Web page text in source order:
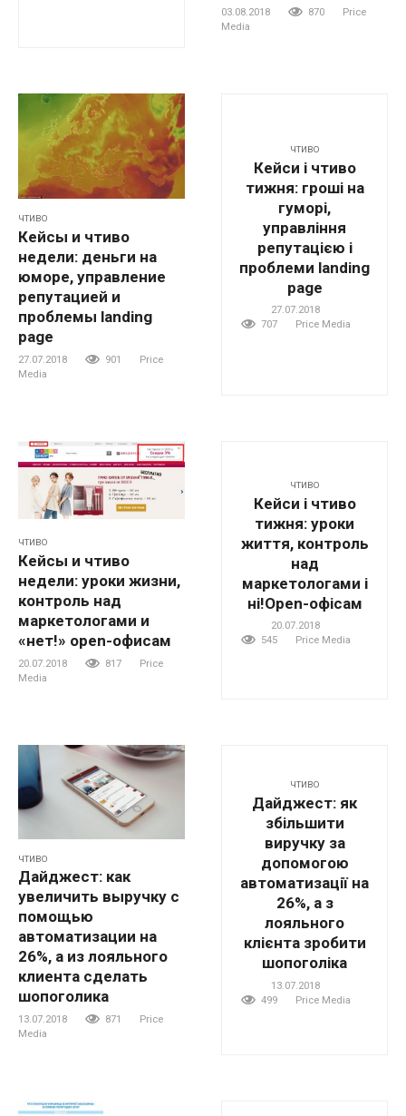
03.08.2018 870
Price
Media
ЧТИВО
Кейсы и чтиво
недели: деньги на
юморе, управление
репутацией и
проблемы landing
page
27.07.2018 901
Price
Media
ЧТИВО
Кейси і чтиво
тижня: гроші на
гуморі,
управління
репутацією і
проблеми landing
page
27.07.2018
707
Price Media
ЧТИВО
Кейсы и чтиво
недели: уроки жизни,
контроль над
маркетологами и
«нет!» open-офисам
20.07.2018 817
Price
Media
ЧТИВО
Кейси і чтиво
тижня: уроки
життя, контроль
над
маркетологами і
ні!Open-офісам
20.07.2018
545
Price Media
ЧТИВО
Дайджест: как
увеличить выручку с
помощью
автоматизации на
26%, а из лояльного
клиента сделать
шопоголика
13.07.2018 871
Price
Media
ЧТИВО
Дайджест: як
збільшити
виручку за
допомогою
автоматизації на
26%, а з
лояльного
клієнта зробити
шопоголіка
13.07.2018
499
Price Media